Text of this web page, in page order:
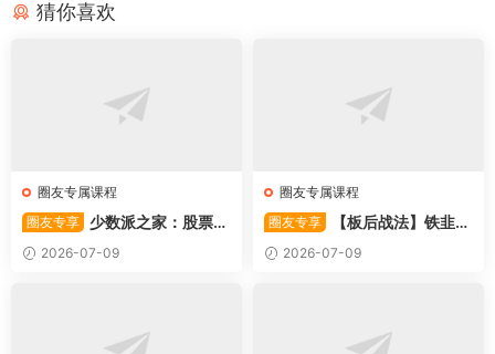
猜你喜欢
圈友专属课程
圈友专享
少数派之家：股票操
作系统—从入门到精通
2026-07-09
圈友专属课程
圈友专享
【板后战法】铁韭菜
板后强势战法
2026-07-09